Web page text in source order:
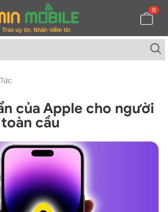
0
của Apple cho người
cầu